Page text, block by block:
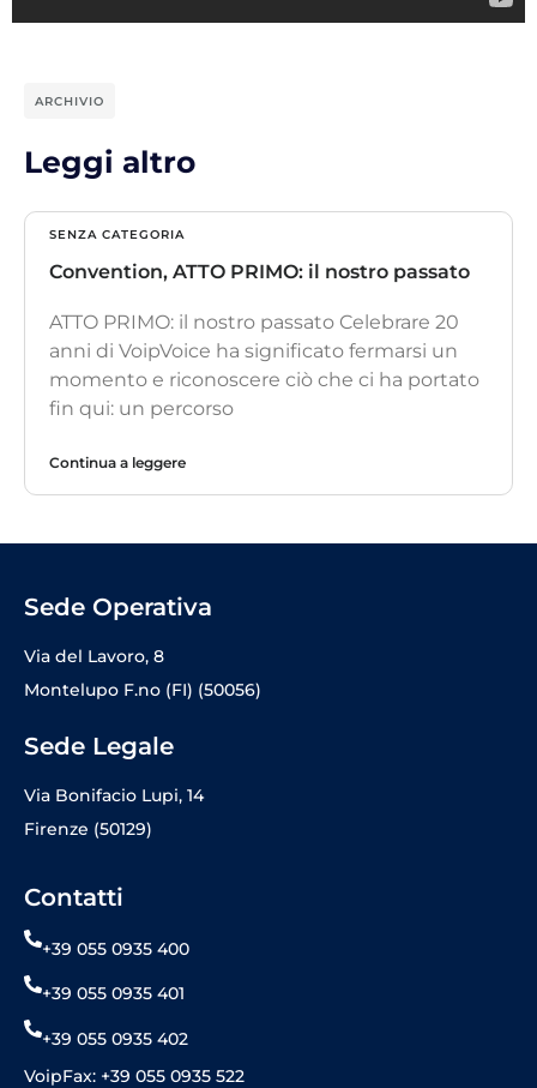
ARCHIVIO
Leggi altro
SENZA CATEGORIA
Convention, ATTO PRIMO: il nostro passato
ATTO PRIMO: il nostro passato Celebrare 20
anni di VoipVoice ha significato fermarsi un
momento e riconoscere ciò che ci ha portato
fin qui: un percorso
Continua a leggere
Sede Operativa
Via del Lavoro, 8
Montelupo F.no (FI) (50056)
Sede Legale
Via Bonifacio Lupi, 14
Firenze (50129)
Contatti
+39 055 0935 400
+39 055 0935 401
+39 055 0935 402
VoipFax: +39 055 0935 522